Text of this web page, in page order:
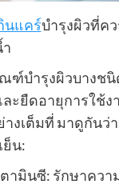
นแคร์บำรุงผิวที่คว
ฑ์บำรุงผิวบางชนิ
ะยืดอายุการใช้ง
างเต็มที่ มาดูกัน
ย็น:
ามินซี: รักษาควา